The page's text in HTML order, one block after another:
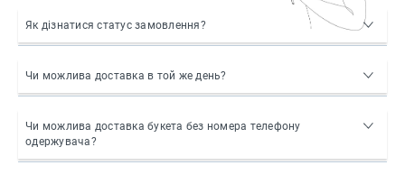
Як дізнатися статус замовлення?
Чи можлива доставка в той же день?
Чи можлива доставка букета без номера телефону
одержувача?